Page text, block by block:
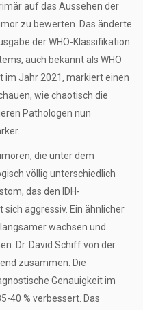
auf das Aussehen der
zu bewerten. Das änderte
derWHO-Klassifikation
, auch bekannt als WHO
im Jahr 2021, markiert einen
wie chaotisch die
Pathologen nun
die unter dem
völlig unterschiedlich
das den IDH-
aggressiv. Ein ähnlicher
wachsen und
Dr. David Schiff von der
zusammen: Die
Genauigkeit im
40 % verbessert. Das